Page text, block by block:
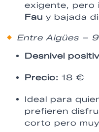
exigente, pero
Fau y bajada
Entre Aigües –
Desnivel
Precio: 18 €
Ideal para
prefieren
corto pero